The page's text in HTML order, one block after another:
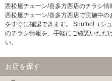
西松屋チェーン/喜多方西店のチラシ情
西松屋チェーン/喜多方西店で実施中
をすぐに確認できます。 Shufoo!（シ
のチラシ情報を、手軽にご確認いただ
い。
お店を探す